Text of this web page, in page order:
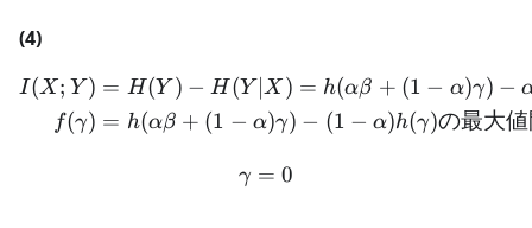
(4)
\begin{aligned} I(X;Y)
I(X; Y )
f(γ)
= H(Y ) − H (Y ∣X ) = h(αβ + (1 − α)γ) −
= h(αβ + (1 − α)γ) − (1 − α)h(γ)の最大
\gamma = 0
γ = 0